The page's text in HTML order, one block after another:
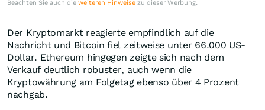
Beachten Sie auch die weiteren Hinweise zu dieser Werbung.
Der Kryptomarkt reagierte empfindlich auf die
Nachricht und Bitcoin fiel zeitweise unter 66.000 US-
Dollar. Ethereum hingegen zeigte sich nach dem
Verkauf deutlich robuster, auch wenn die
Kryptowährung am Folgetag ebenso über 4 Prozent
nachgab.